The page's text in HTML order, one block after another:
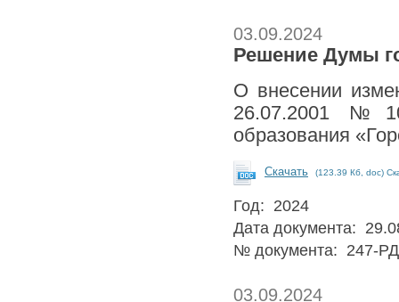
03.09.2024
Решение Думы
О внесении
26.07.2001
образования
Скачать (123.39 Кб, doc)
Год: 2024
Дата документа:
№ документа: 247-РД
03.09.2024